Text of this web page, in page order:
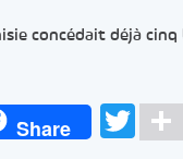
concédait déjà cinq
Share